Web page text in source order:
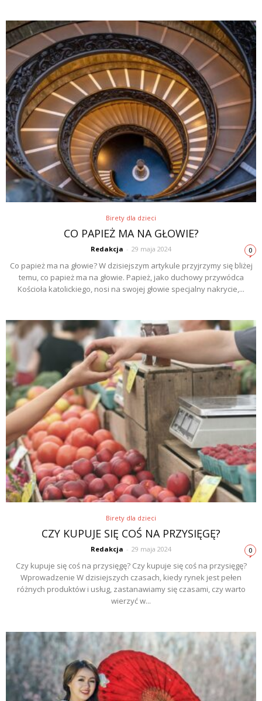
Birety dla dzieci
CO PAPIEŻ MA NA GŁOWIE?
Redakcja - 29 maja 2024 0
Co papież ma na głowie? W dzisiejszym artykule przyjrzymy się bliżej
temu, co papież ma na głowie. Papież, jako duchowy przywódca
Kościoła katolickiego, nosi na swojej głowie specjalny nakrycie,...
Birety dla dzieci
CZY KUPUJE SIĘ COŚ NA PRZYSIĘGĘ?
Redakcja - 29 maja 2024 0
Czy kupuje się coś na przysięgę? Czy kupuje się coś na przysięgę?
Wprowadzenie W dzisiejszych czasach, kiedy rynek jest pełen
różnych produktów i usług, zastanawiamy się czasami, czy warto
wierzyć w...